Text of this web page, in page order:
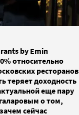
by Emin
относительно
ресторанов
теряет доходность
еще пару
о том,
сейчас